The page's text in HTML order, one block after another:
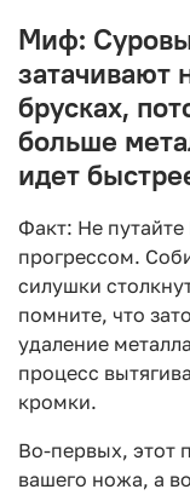
Миф:
затачивают
брусках,
больше
идет
Факт: Не
прогрессом.
силушки
помните, что
удаление
процесс
кромки.
Во-первых, этот
вашего ножа, а